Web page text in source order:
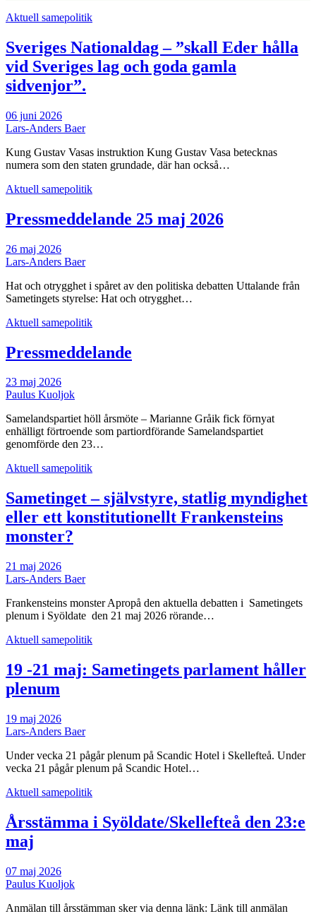
Aktuell samepolitik
Sveriges Nationaldag – ”skall Eder hålla
vid Sveriges lag och goda gamla
sidvenjor”.
06 juni 2026
Lars-Anders Baer
Kung Gustav Vasas instruktion Kung Gustav Vasa betecknas
numera som den staten grundade, där han också…
Aktuell samepolitik
Pressmeddelande 25 maj 2026
26 maj 2026
Lars-Anders Baer
Hat och otrygghet i spåret av den politiska debatten Uttalande från
Sametingets styrelse: Hat och otrygghet…
Aktuell samepolitik
Pressmeddelande
23 maj 2026
Paulus Kuoljok
Samelandspartiet höll årsmöte – Marianne Gråik fick förnyat
enhälligt förtroende som partiordförande Samelandspartiet
genomförde den 23…
Aktuell samepolitik
Sametinget – självstyre, statlig myndighet
eller ett konstitutionellt Frankensteins
monster?
21 maj 2026
Lars-Anders Baer
Frankensteins monster Apropå den aktuella debatten i Sametingets
plenum i Syöldate den 21 maj 2026 rörande…
Aktuell samepolitik
19 -21 maj: Sametingets parlament håller
plenum
19 maj 2026
Lars-Anders Baer
Under vecka 21 pågår plenum på Scandic Hotel i Skellefteå. Under
vecka 21 pågår plenum på Scandic Hotel…
Aktuell samepolitik
Årsstämma i Syöldate/Skellefteå den 23:e
maj
07 maj 2026
Paulus Kuoljok
Anmälan till årsstämman sker via denna länk: Länk till anmälan